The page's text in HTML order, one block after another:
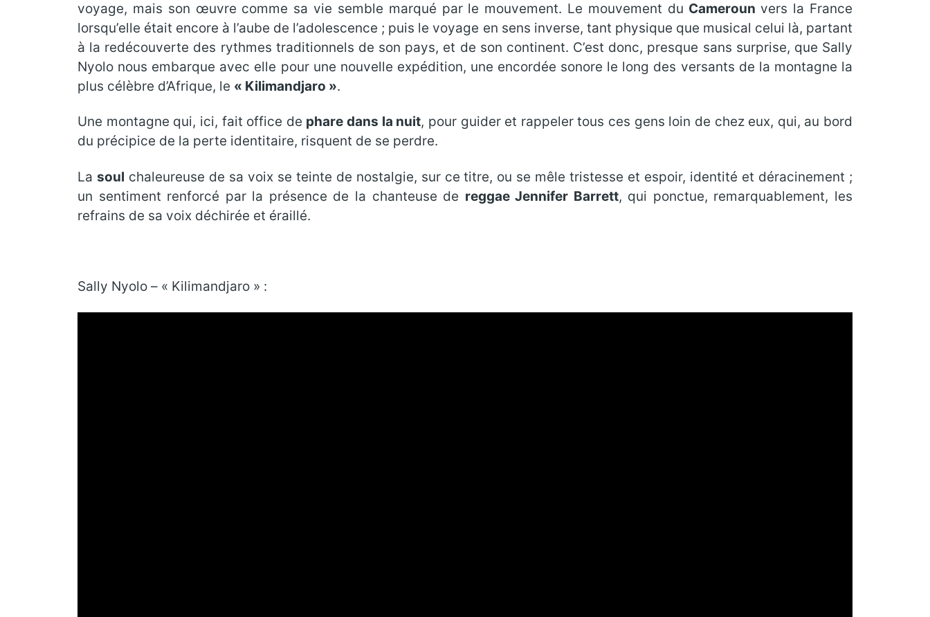
voyage, mais son œuvre comme sa vie semble marqué par le mouvement. Le mouvement du Cameroun vers la France
lorsqu’elle était encore à l’aube de l’adolescence ; puis le voyage en sens inverse, tant physique que musical celui là, partant
à la redécouverte des rythmes traditionnels de son pays, et de son continent. C’est donc, presque sans surprise, que Sally
Nyolo nous embarque avec elle pour une nouvelle expédition, une encordée sonore le long des versants de la montagne la
plus célèbre d’Afrique, le « Kilimandjaro ».
Une montagne qui, ici, fait office de phare dans la nuit, pour guider et rappeler tous ces gens loin de chez eux, qui, au bord
du précipice de la perte identitaire, risquent de se perdre.
La soul chaleureuse de sa voix se teinte de nostalgie, sur ce titre, ou se mêle tristesse et espoir, identité et déracinement ;
un sentiment renforcé par la présence de la chanteuse de reggae Jennifer Barrett, qui ponctue, remarquablement, les
refrains de sa voix déchirée et éraillé.
Sally Nyolo – « Kilimandjaro » :